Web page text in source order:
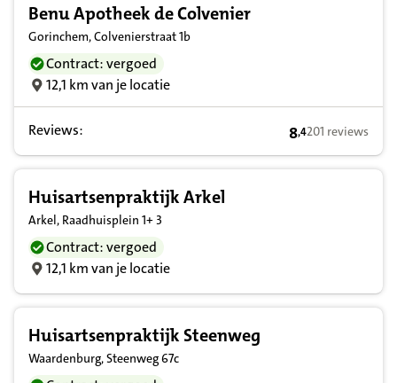
Benu Apotheek de Colvenier
Gorinchem, Colvenierstraat 1b
Contract: vergoed
12,1 km van je locatie
Reviews: 8,4 op basis van
8,4201 reviews
Huisartsenpraktijk Arkel
Arkel, Raadhuisplein 1+ 3
Contract: vergoed
12,1 km van je locatie
Huisartsenpraktijk Steenweg
Waardenburg, Steenweg 67c